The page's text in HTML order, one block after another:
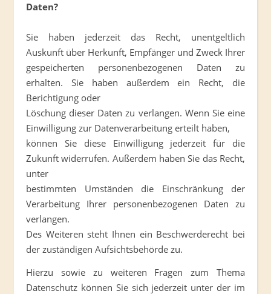
Daten?
Sie haben jederzeit das Recht, unentgeltlich
Auskunft über Herkunft, Empfänger und Zweck Ihrer
gespeicherten personenbezogenen Daten zu
erhalten. Sie haben außerdem ein Recht, die
Berichtigung oder
Löschung dieser Daten zu verlangen. Wenn Sie eine
Einwilligung zur Datenverarbeitung erteilt haben,
können Sie diese Einwilligung jederzeit für die
Zukunft widerrufen. Außerdem haben Sie das Recht,
unter
bestimmten Umständen die Einschränkung der
Verarbeitung Ihrer personenbezogenen Daten zu
verlangen.
Des Weiteren steht Ihnen ein Beschwerderecht bei
der zuständigen Aufsichtsbehörde zu.
Hierzu sowie zu weiteren Fragen zum Thema
Datenschutz können Sie sich jederzeit unter der im